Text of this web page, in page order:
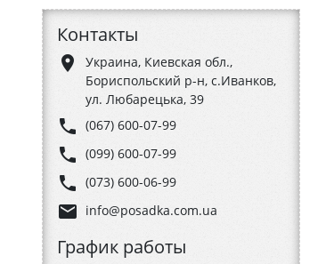
Контакты
place
Украина, Киевская обл.,
Бориспольский р-н, с.Иванков,
ул. Любарецька, 39
phone (067) 600-07-99
phone (099) 600-07-99
phone (073) 600-06-99
email info@posadka.com.ua
График работы